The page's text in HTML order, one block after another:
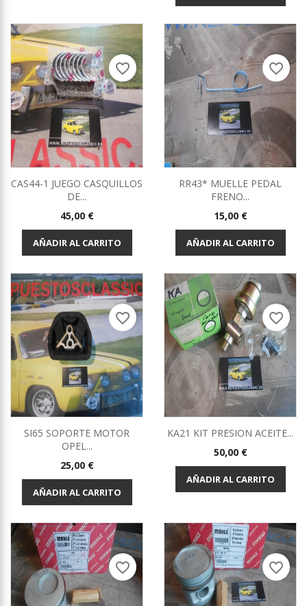
CAS44-1 JUEGO CASQUILLOS
DE...
Precio
45,00 €
AÑADIR AL CARRITO
favorite_border
RR43* MUELLE PEDAL
FRENO...
Precio
15,00 €
AÑADIR AL CARRITO
favorite_border
SI65 SOPORTE MOTOR
OPEL...
Precio
25,00 €
AÑADIR AL CARRITO
favorite_border
KA21 KIT PRESION ACEITE...
Precio
50,00 €
AÑADIR AL CARRITO
favorite_border
favorite_border favorite_border